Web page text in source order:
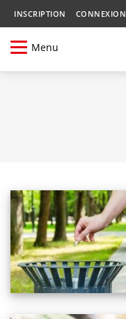
INSCRIPTION CONNEXION
Menu